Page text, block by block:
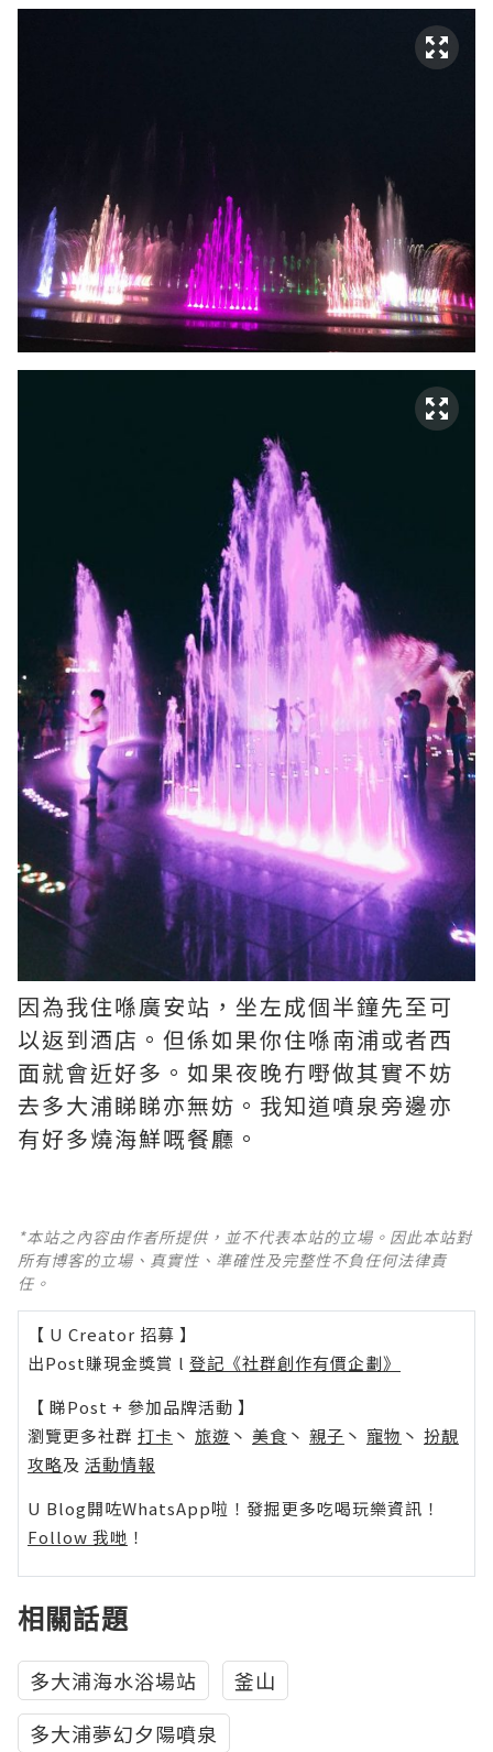
因為我住喺廣安站，坐左成個半鐘先至可
以返到酒店。但係如果你住喺南浦或者西
面就會近好多。如果夜晚冇嘢做其實不妨
去多大浦睇睇亦無妨。我知道噴泉旁邊亦
有好多燒海鮮嘅餐廳。
*本站之內容由作者所提供，並不代表本站的立場。因此本站對
所有博客的立場、真實性、準確性及完整性不負任何法律責
任。
【 U Creator 招募 】
出Post賺現金獎賞 l 登記《社群創作有價企劃》
【 睇Post + 參加品牌活動 】
瀏覽更多社群 打卡 丶 旅遊 丶 美食 丶 親子 丶 寵物 丶 扮靚
攻略及 活動情報
U Blog開咗WhatsApp啦！發掘更多吃喝玩樂資訊！
Follow 我哋 ！
相關話題
多大浦海水浴場站
釜山
多大浦夢幻夕陽噴泉